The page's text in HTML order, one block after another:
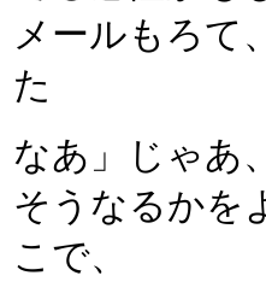
メールもろて
た
なあ」じゃあ
そうなるかを
こで、